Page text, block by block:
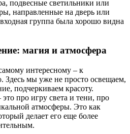
подвесные светильники или
направленные на дверь или
группа была хорошо видна
магия и атмосфера
интересному – к
Здесь мы уже не просто освещаем,
подчеркиваем красоту.
про игру света и тени, про
атмосферы. Это как
делает его еще более